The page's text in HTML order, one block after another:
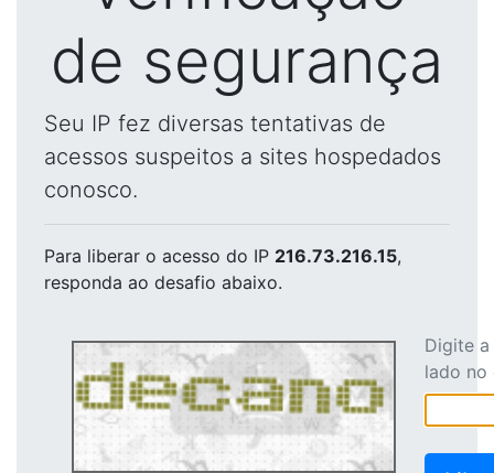
de segurança
Seu IP fez diversas tentativas de
acessos suspeitos a sites hospedados
conosco.
Para liberar o acesso do IP 216.73.216.15,
responda ao desafio abaixo.
Digite
lado no